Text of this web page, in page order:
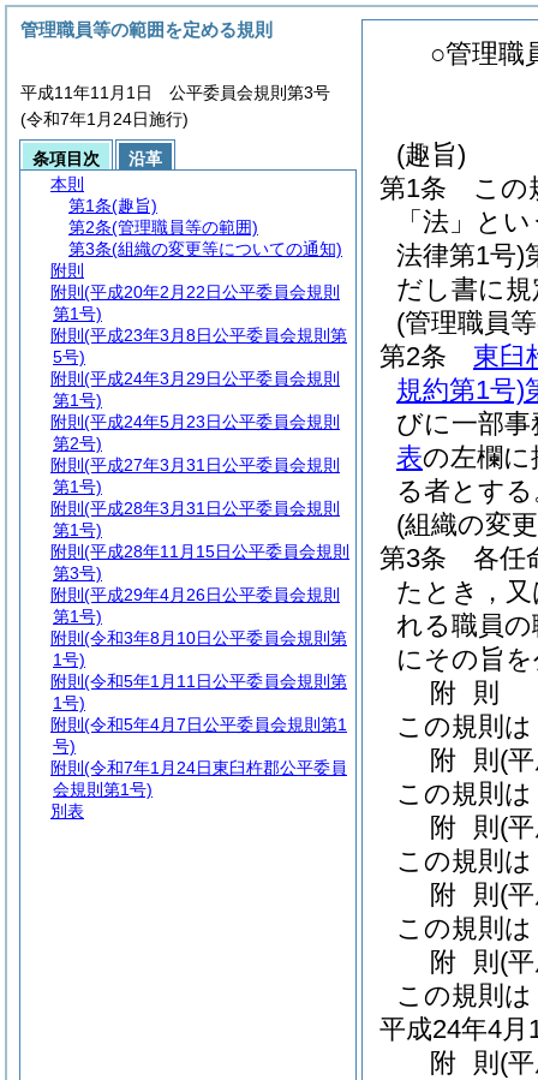
○管理職
(趣旨)
第1条
この
「法」と
法律第1号)
だし書に
(管理職員
第2条
東臼
規約第1号)
びに一部
表の左欄
る者とす
(組織の変
第3条
各任
たとき，
れる職員
にその旨
附 則
この規則
附 則 (
この規則
附 則 (
この規則
附 則 (
この規則
附 則 (
この規則
平成24年4
附 則 (
管理職員等の範囲を定める規則
平成11年11月1日 公平委員会規則第3号
(令和7年1月24日施行)
条項目次
沿革
本則
第1条(趣旨)
第2条(管理職員等の範囲)
第3条(組織の変更等についての通知)
附則
附則 (平成20年2月22日公平委員会規則
第1号)
附則 (平成23年3月8日公平委員会規則第
5号)
附則 (平成24年3月29日公平委員会規則
第1号)
附則 (平成24年5月23日公平委員会規則
第2号)
附則 (平成27年3月31日公平委員会規則
第1号)
附則 (平成28年3月31日公平委員会規則
第1号)
附則 (平成28年11月15日公平委員会規則
第3号)
附則 (平成29年4月26日公平委員会規則
第1号)
附則 (令和3年8月10日公平委員会規則第
1号)
附則 (令和5年1月11日公平委員会規則第
1号)
附則 (令和5年4月7日公平委員会規則第1
号)
附則 (令和7年1月24日東臼杵郡公平委員
会規則第1号)
別表